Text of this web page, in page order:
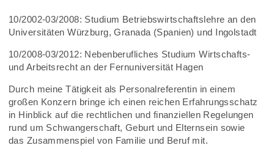
10/2002-03/2008: Studium Betriebswirtschaftslehre an den
Universitäten Würzburg, Granada (Spanien) und Ingolstadt
10/2008-03/2012: Nebenberufliches Studium Wirtschafts-
und Arbeitsrecht an der Fernuniversität Hagen
Durch meine Tätigkeit als Personalreferentin in einem
großen Konzern bringe ich einen reichen Erfahrungsschatz
in Hinblick auf die rechtlichen und finanziellen Regelungen
rund um Schwangerschaft, Geburt und Elternsein sowie
das Zusammenspiel von Familie und Beruf mit.